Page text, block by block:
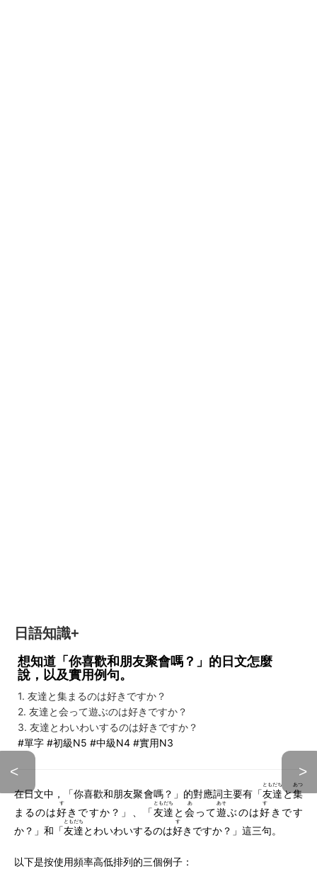
日語知識+
想知道「你喜歡和朋友聚會嗎？」的日文怎麼
說，以及實用例句。
1. 友達と集まるのは好きですか？
2. 友達と会って遊ぶのは好きですか？
3. 友達とわいわいするのは好きですか？
#單字 #初級N5 #中級N4 #實用N3
< >
在日文中，「你喜歡和朋友聚會嗎？」的對應詞主要有「友達
ともだち
と集
あつ
まるのは好
す
きですか？」、「友達
ともだち
と 会
あ
って遊
あそ
ぶのは好
す
きです
か？」和「友達
ともだち
とわいわいするのは好
す
きですか？」這三句。
以下是按使用頻率高低排列的三個例子：